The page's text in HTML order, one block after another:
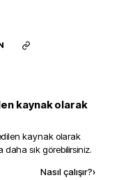
kaynak olarak
kaynak olarak
sık görebilirsiniz.
Nasıl çalışır?›